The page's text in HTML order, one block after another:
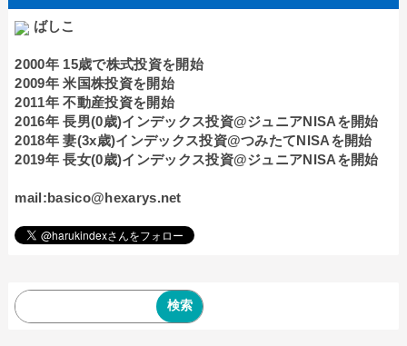
ばしこ
2000年 15歳で株式投資を開始
2009年 米国株投資を開始
2011年 不動産投資を開始
2016年 長男(0歳)インデックス投資@ジュニアNISAを開始
2018年 妻(3x歳)インデックス投資@つみたてNISAを開始
2019年 長女(0歳)インデックス投資@ジュニアNISAを開始
mail:basico@hexarys.net